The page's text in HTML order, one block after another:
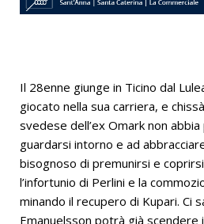
Il 28enne giunge in Ticino dal
giocato nella sua carriera, e
svedese dell’ex Omark non
guardarsi intorno e ad
bisognoso di premunirsi e
l’infortunio di Perlini e la
minando il recupero di Kupari. Ci
Emanuelsson potrà già scendere